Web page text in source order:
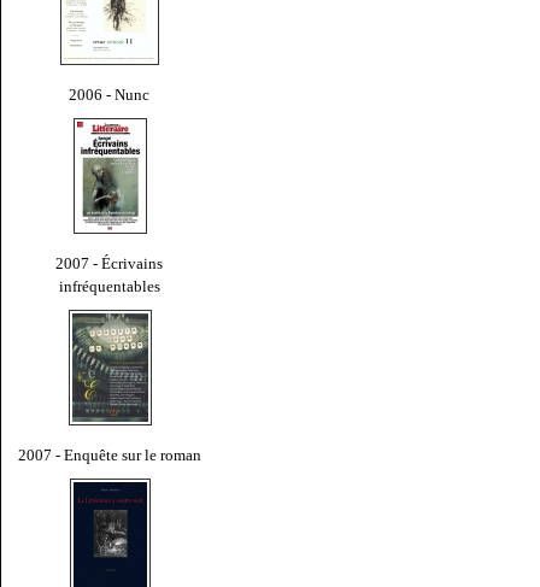
2006 - Nunc
2007 - Écrivains
infréquentables
2007 - Enquête sur le roman